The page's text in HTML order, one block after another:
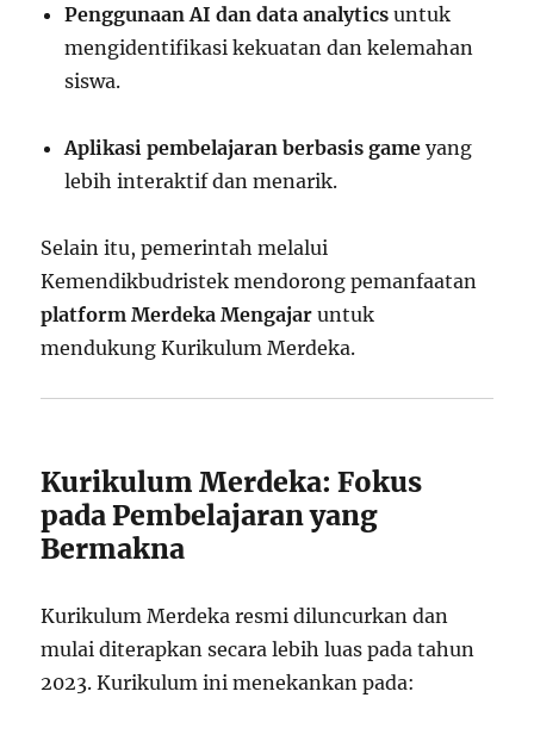
Penggunaan AI dan data analytics untuk
mengidentifikasi kekuatan dan kelemahan
siswa.
Aplikasi pembelajaran berbasis game yang
lebih interaktif dan menarik.
Selain itu, pemerintah melalui
Kemendikbudristek mendorong pemanfaatan
platform Merdeka Mengajar untuk
mendukung Kurikulum Merdeka.
Kurikulum Merdeka: Fokus
pada Pembelajaran yang
Bermakna
Kurikulum Merdeka resmi diluncurkan dan
mulai diterapkan secara lebih luas pada tahun
2023. Kurikulum ini menekankan pada: